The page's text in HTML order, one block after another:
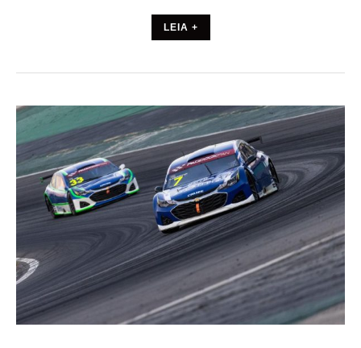
LEIA +